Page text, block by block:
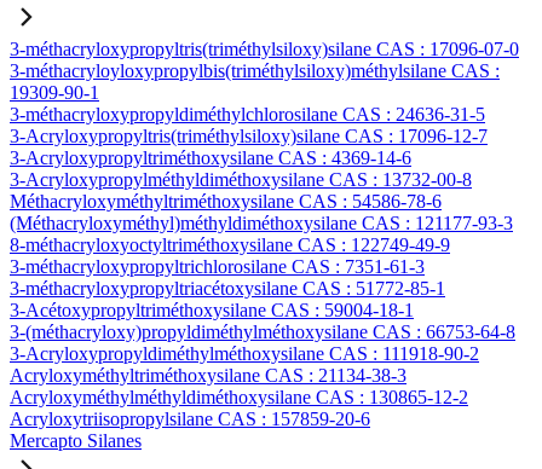
3-méthacryloxypropyltris(triméthylsiloxy)silane CAS : 17096-07-0
3-méthacryloyloxypropylbis(triméthylsiloxy)méthylsilane CAS :
19309-90-1
3-méthacryloxypropyldiméthylchlorosilane CAS : 24636-31-5
3-Acryloxypropyltris(triméthylsiloxy)silane CAS : 17096-12-7
3-Acryloxypropyltriméthoxysilane CAS : 4369-14-6
3-Acryloxypropylméthyldiméthoxysilane CAS : 13732-00-8
Méthacryloxyméthyltriméthoxysilane CAS : 54586-78-6
(Méthacryloxyméthyl)méthyldiméthoxysilane CAS : 121177-93-3
8-méthacryloxyoctyltriméthoxysilane CAS : 122749-49-9
3-méthacryloxypropyltrichlorosilane CAS : 7351-61-3
3-méthacryloxypropyltriacétoxysilane CAS : 51772-85-1
3-Acétoxypropyltriméthoxysilane CAS : 59004-18-1
3-(méthacryloxy)propyldiméthylméthoxysilane CAS : 66753-64-8
3-Acryloxypropyldiméthylméthoxysilane CAS : 111918-90-2
Acryloxyméthyltriméthoxysilane CAS : 21134-38-3
Acryloxyméthylméthyldiméthoxysilane CAS : 130865-12-2
Acryloxytriisopropylsilane CAS : 157859-20-6
Mercapto Silanes